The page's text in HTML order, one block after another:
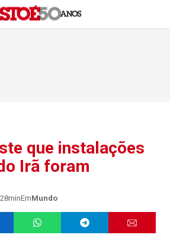
que instalações
Irã foram
EmMundo